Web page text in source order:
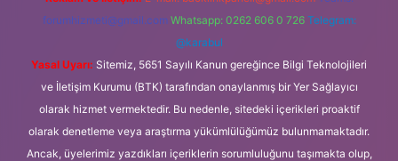
forumhizmeti@gmail.com Whatsapp: 0262 606 0 726 Telegram:
@karabul
Yasal Uyarı: Sitemiz, 5651 Sayılı Kanun gereğince Bilgi Teknolojileri
ve İletişim Kurumu (BTK) tarafından onaylanmış bir Yer Sağlayıcı
olarak hizmet vermektedir. Bu nedenle, sitedeki içerikleri proaktif
olarak denetleme veya araştırma yükümlülüğümüz bulunmamaktadır.
Ancak, üyelerimiz yazdıkları içeriklerin sorumluluğunu taşımakta olup,